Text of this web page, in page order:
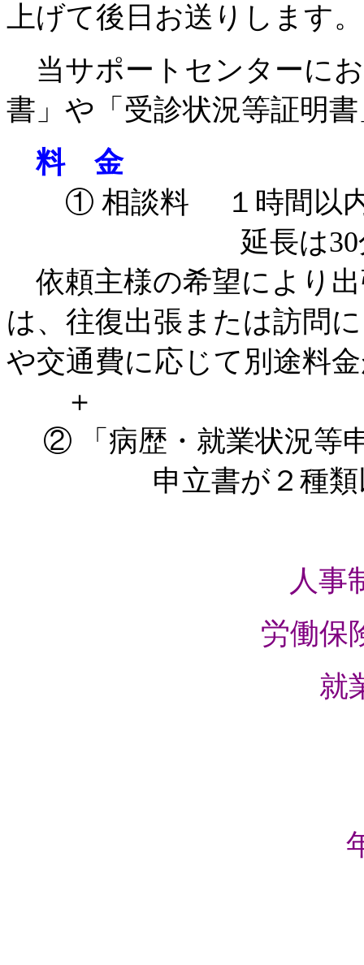
上げて後日お送りします。
当サポートセンターに
書」や「受診状況等証明
料 金
① 相談料 １時間以
延長は30分あ
依頼主様の希望により
は、往復出張または訪問
や交通費に応じて別途料
＋
② 「病歴・就業状況等
申立書が２種類以上
人事
労働
就